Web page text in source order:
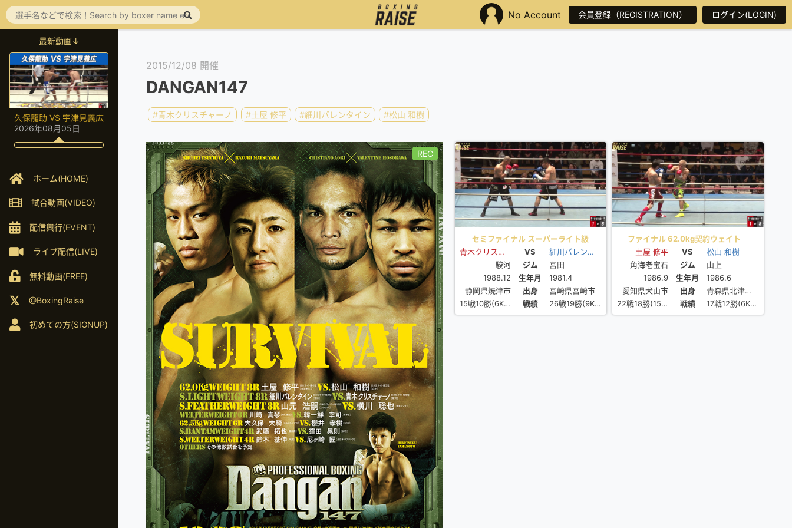
No Account 会員登録（REGISTRATION） ログイン(LOGIN)
最新動画↓
久保龍助 VS 宇津見義広
2026年08月05日
ホーム(HOME)
試合動画(VIDEO)
配信興行(EVENT)
ライブ配信(LIVE)
無料動画(FREE)
@BoxingRaise
初めての方(SIGNUP)
2015/12/08 開催
DANGAN147
#青木クリスチャーノ #土屋 修平 #細川バレンタイン #松山 和樹
REC
セミファイナル スーパーライト級
8Rounds
青木クリスチャーノ VS
細川バレンタイン
駿河
ジム
宮田
1988.12
生年月
1981.4
静岡県焼津市
出身
宮崎県宮崎市
15戦10勝(6KO)3敗2分
戦績 26戦19勝(9KO)4敗3分
ファイナル 62.0kg契約ウェイト
8Rounds
土屋 修平 VS
松山 和樹
角海老宝石
ジム
山上
1986.9
生年月
1986.6
愛知県犬山市
出身
青森県北津軽郡
22戦18勝(15KO)4敗
戦績 17戦12勝(6KO)5敗